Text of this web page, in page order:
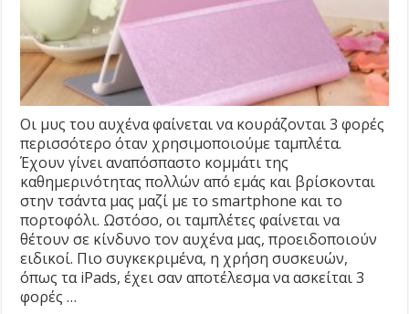
Οι μυς του αυχένα φαίνεται να κουράζονται 3 φορές
περισσότερο όταν χρησιμοποιούμε ταμπλέτα.
Έχουν γίνει αναπόσπαστο κομμάτι της
καθημερινότητας πολλών από εμάς και βρίσκονται
στην τσάντα μας μαζί με το smartphone και το
πορτοφόλι. Ωστόσο, οι ταμπλέτες φαίνεται να
θέτουν σε κίνδυνο τον αυχένα μας, προειδοποιούν
ειδικοί. Πιο συγκεκριμένα, η χρήση συσκευών,
όπως τα iPads, έχει σαν αποτέλεσμα να ασκείται 3
φορές …